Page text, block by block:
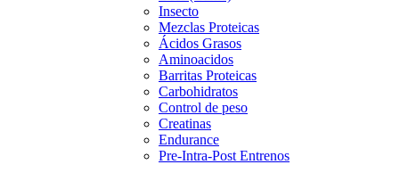
Insecto
Mezclas Proteicas
Ácidos Grasos
Aminoacidos
Barritas Proteicas
Carbohidratos
Control de peso
Creatinas
Endurance
Pre-Intra-Post Entrenos